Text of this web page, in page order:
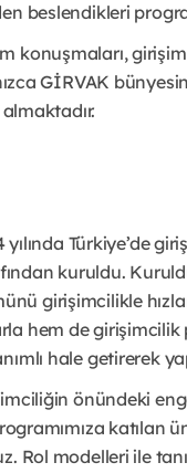
beslendikleri
konuşmaları,
GİRVAK
yılında Türkiye’de
kuruldu.
girişimcilikle
hem de girişimcilik
hale getirerek
önündeki
katılan
Rol modelleri ile